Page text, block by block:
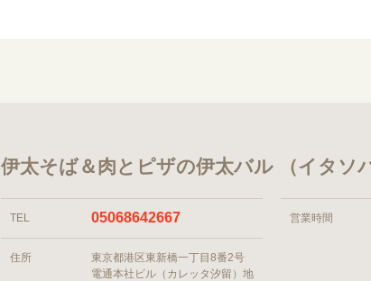
伊太そば＆肉とピザの伊太バル （イタソ
TEL 05068642667
住所
東京都港区東新橋一丁目8番2号
電通本社ビル（カレッタ汐留）地
営業時間